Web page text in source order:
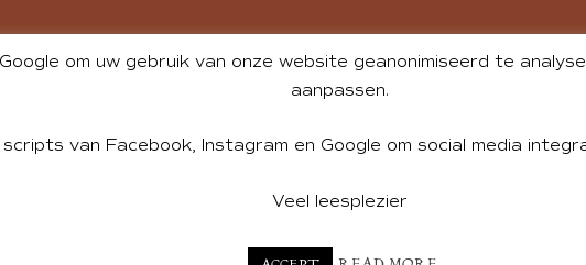
& CONTENT BY ANDREA DE GROOT. WEBSITE DESIGN BY
om uw gebruik van onze website geanonimiseerd te
aanpassen.
van Facebook, Instagram en Google om social media
Veel leesplezier